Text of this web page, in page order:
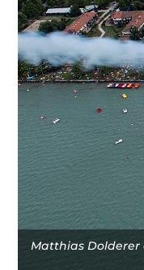
Matthias Dolderer